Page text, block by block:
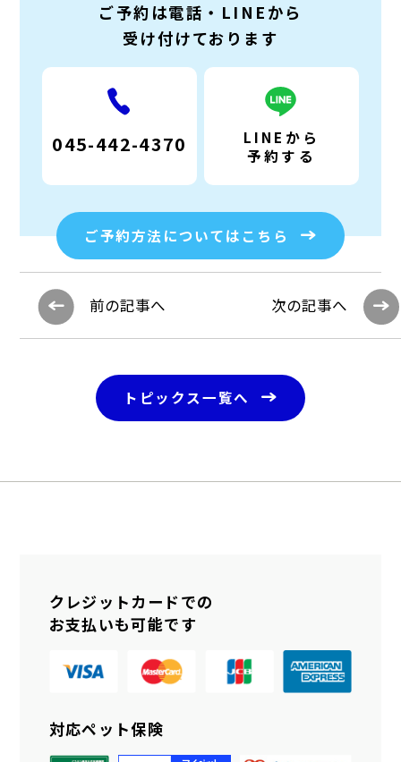
ご予約は電話・LINEから
受け付けております
045-442-4370
LINEから
予約する
ご予約方法についてはこちら
前の記事へ 次の記事へ
トピックス一覧へ
クレジットカードでの
お支払いも可能です
対応ペット保険